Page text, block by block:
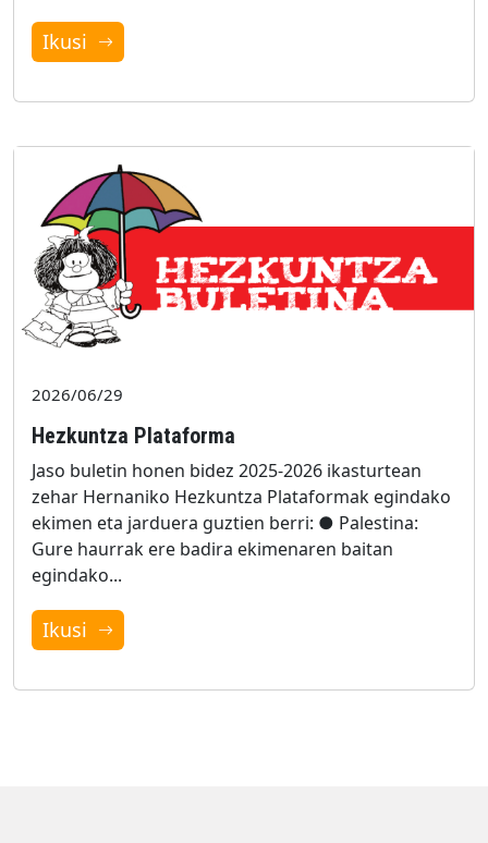
Ikusi
2026/06/29
Hezkuntza Plataforma
Jaso buletin honen bidez 2025-2026 ikasturtean
zehar Hernaniko Hezkuntza Plataformak egindako
ekimen eta jarduera guztien berri: ● Palestina:
Gure haurrak ere badira ekimenaren baitan
egindako...
Ikusi